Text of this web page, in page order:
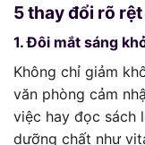
5 thay đổi rõ
1. Đôi mắt sáng
Không chỉ giảm
văn phòng cảm
việc hay đọc sách
dưỡng chất như